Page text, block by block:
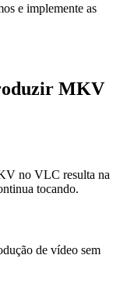
e implemente as
MKV
no VLC resulta na
tocando.
de vídeo sem